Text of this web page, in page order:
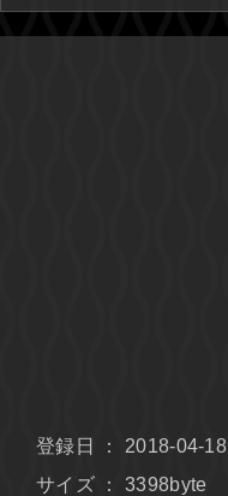
登録日 ： 2018-04-18
サイズ ： 3398byte